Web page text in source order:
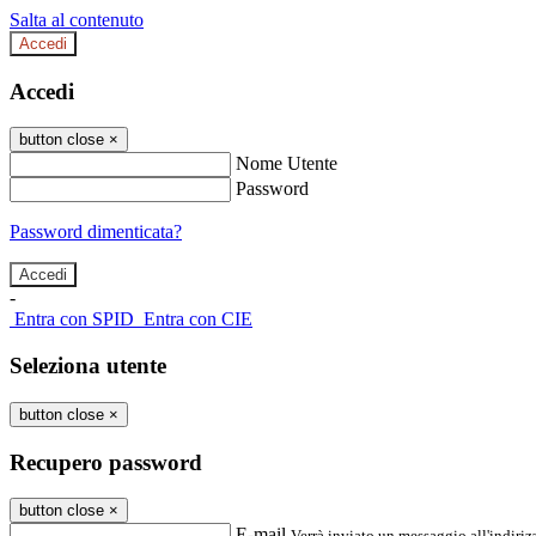
Salta al contenuto
Accedi
Accedi
button close ×
Nome Utente
Password
Password dimenticata?
-
Entra con SPID Entra con CIE
Seleziona utente
button close ×
Recupero password
button close ×